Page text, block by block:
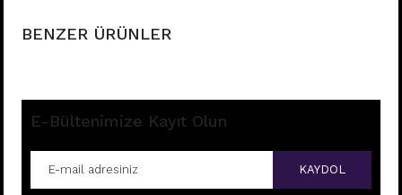
BENZER ÜRÜNLER
E-Bültenimize Kayıt Olun
KAYDOL